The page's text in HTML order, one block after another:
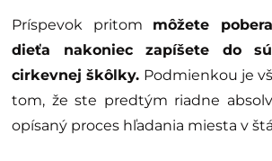
Príspevok pritom môžete
dieťa nakoniec zapíšete do
cirkevnej škôlky. Podmienkou je
tom, že ste predtým riadne
opísaný proces hľadania miesta v